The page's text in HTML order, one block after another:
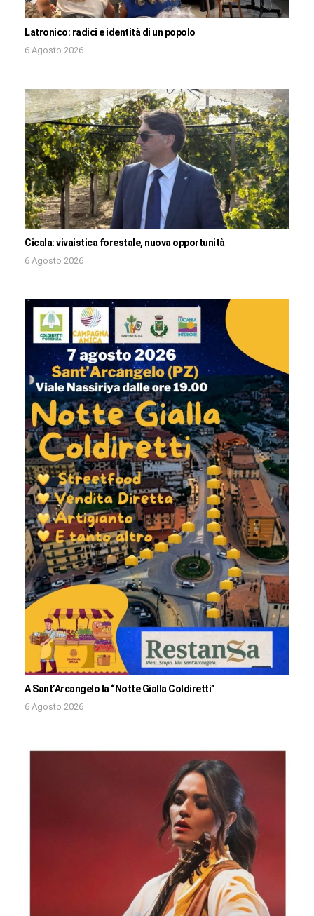
Latronico: radici e identità di un popolo
6 Agosto 2026
Cicala: vivaistica forestale, nuova opportunità
6 Agosto 2026
A Sant’Arcangelo la “Notte Gialla Coldiretti”
6 Agosto 2026